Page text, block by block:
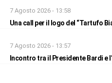
7 Agosto 2026 - 13:58
Una call per il logo del “Tartufo
7 Agosto 2026 - 13:57
Incontro tra il Presidente Bardi e